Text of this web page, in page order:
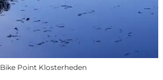
Bike Point Klosterheden